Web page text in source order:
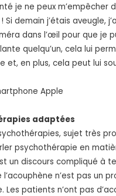
je ne peux m’empêcher
Si demain j’étais aveugle,
dans l’œil pour que je
quelqu’un, cela lui
et, en plus, cela peut lui
Apple
adaptées
sujet très
psychothérapie en
un discours compliqué à
l’acouphène n’est pas un
Les patients n’ont pas